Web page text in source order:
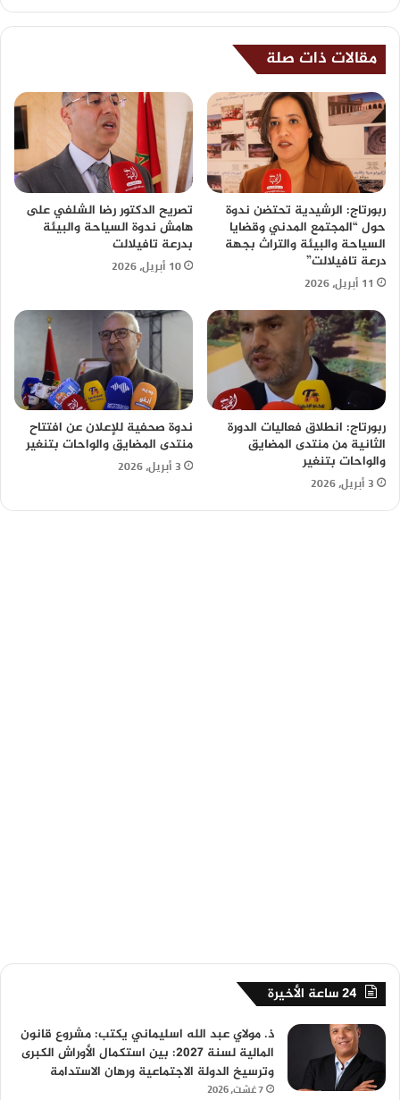
مقالات ذات صلة
ربورتاج: الرشيدية تحتضن ندوة
حول “المجتمع المدني وقضايا
السياحة والبيئة والتراث بجهة
درعة تافيلالت”
11 أبريل، 2026
تصريح الدكتور رضا الشلفي على
هامش ندوة السياحة والبيئة
بدرعة تافيلالت
10 أبريل، 2026
ربورتاج: انطلاق فعاليات الدورة
الثانية من منتدى المضايق
والواحات بتنغير
3 أبريل، 2026
ندوة صحفية للإعلان عن افتتاح
منتدى المضايق والواحات بتنغير
3 أبريل، 2026
24 ساعة الأخيرة
ذ. مولاي عبد الله اسليماني يكتب: مشروع قانون
المالية لسنة 2027: بين استكمال الأوراش الكبرى
وترسيخ الدولة الاجتماعية ورهان الاستدامة
7 غشت، 2026